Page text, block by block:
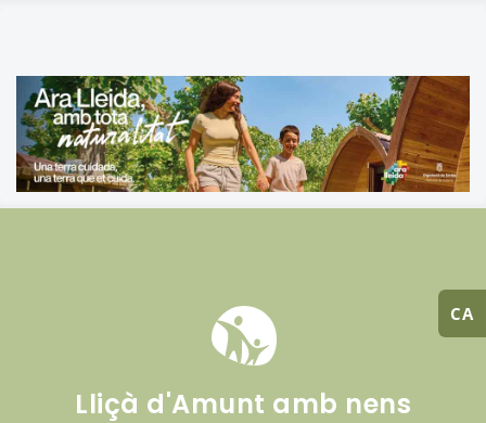
CA
Lliçà d'Amunt amb nens